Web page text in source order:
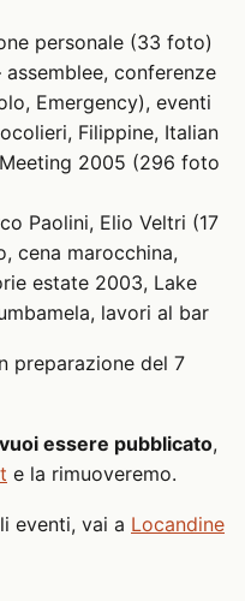
personale (33 foto)
conferenze
Emergency), eventi
Filippine, Italian
2005 (296 foto
Paolini, Elio Veltri (17
cena marocchina,
estate 2003, Lake
lavori al bar
preparazione del 7
essere pubblicato,
e la rimuoveremo.
eventi, vai a Locandine